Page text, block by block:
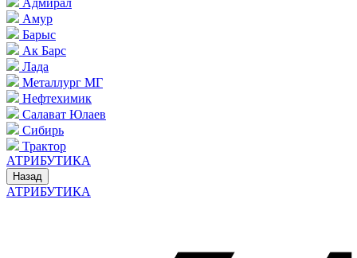
Адмирал
Амур
Барыс
Ак Барс
Лада
Металлург МГ
Нефтехимик
Салават Юлаев
Сибирь
Трактор
АТРИБУТИКА
Назад
АТРИБУТИКА